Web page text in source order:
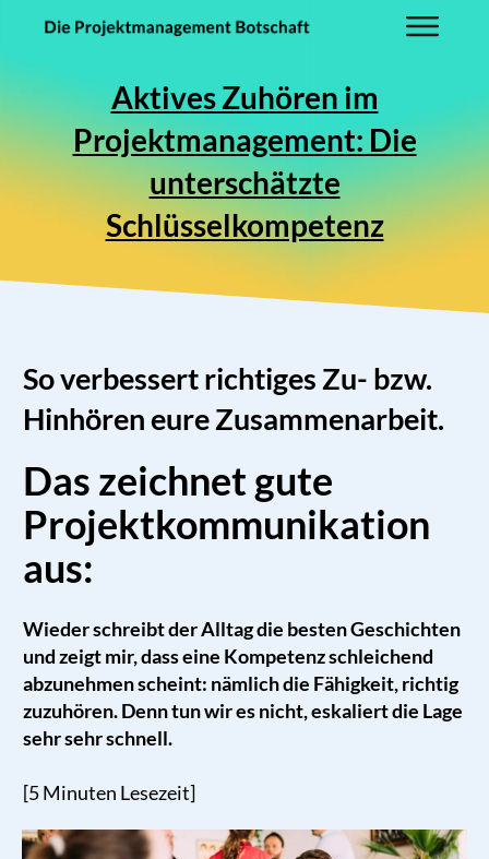
Aktives Zuhören im
Projektmanagement: Die
unterschätzte
Schlüsselkompetenz
So verbessert richtiges Zu- bzw.
Hinhören eure Zusammenarbeit.
Das zeichnet gute
Projektkommunikation
aus:
Wieder schreibt der Alltag die besten Geschichten
und zeigt mir, dass eine Kompetenz schleichend
abzunehmen scheint: nämlich die Fähigkeit, richtig
zuzuhören. Denn tun wir es nicht, eskaliert die Lage
sehr sehr schnell.
[5 Minuten Lesezeit]